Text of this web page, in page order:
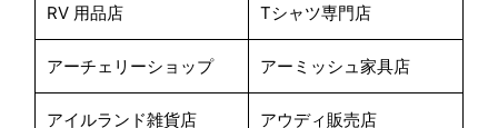
RV 用品店 Tシャツ専門店
アーチェリーショップ アーミッシュ家具店
アイルランド雑貨店 アウディ販売店